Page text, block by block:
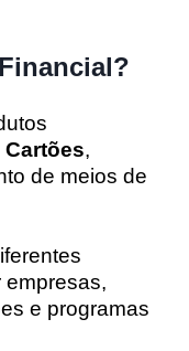
,
de meios de
empresas,
e programas